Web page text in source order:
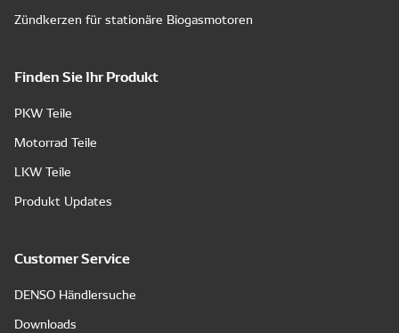
Zündkerzen für stationäre Biogasmotoren
Finden Sie Ihr Produkt
PKW Teile
Motorrad Teile
LKW Teile
Produkt Updates
Customer Service
DENSO Händlersuche
Downloads